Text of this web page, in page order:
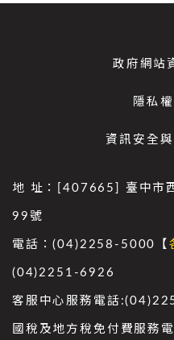
政府網站
隱私
資訊安全
地 址：[407665] 臺中市
99號
電話：(04)2258-5000【
(04)2251-6926
客服中心服務電話
國稅及地方稅免付費服務